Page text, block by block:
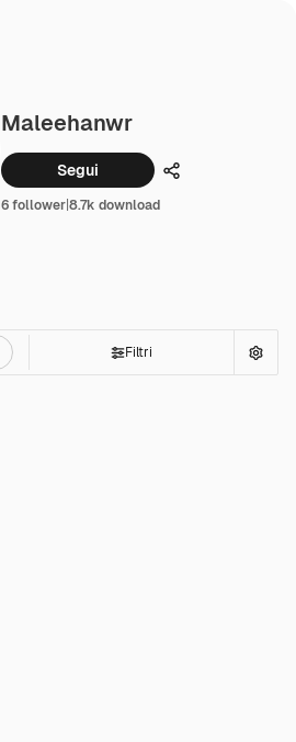
Maleehanwr
Segui Condividi
6 follower|8.7k download
Filtri